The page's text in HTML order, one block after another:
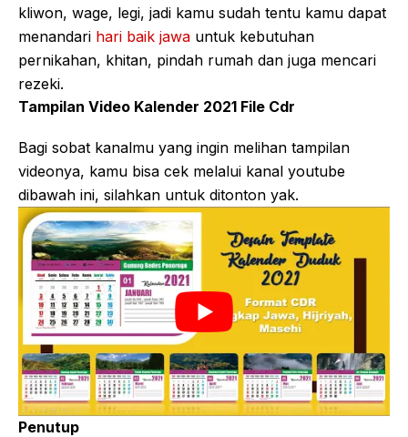
kliwon, wage, legi, jadi kamu sudah tentu kamu dapat
menandari hari baik jawa untuk kebutuhan
pernikahan, khitan, pindah rumah dan juga mencari
rezeki.
Tampilan Video Kalender 2021 File Cdr
Bagi sobat kanalmu yang ingin melihan tampilan
videonya, kamu bisa cek melalui kanal youtube
dibawah ini, silahkan untuk ditonton yak.
Penutup